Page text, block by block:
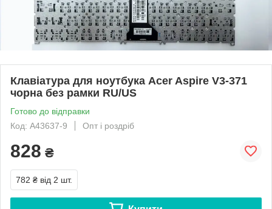
Клавіатура для ноутбука Acer Aspire V3-371
чорна без рамки RU/US
Готово до відправки
Код: A43637-9
Опт і роздріб
828 ₴
782 ₴ від 2 шт.